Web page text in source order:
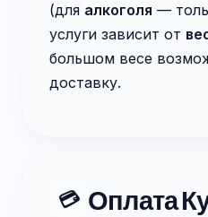
(для алкоголя —
услуги зависит от
большом весе
доставку.
💳 Оплата